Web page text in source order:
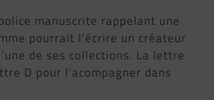
manuscrite rappelant une
pourrait l’écrire un créateur
de ses collections. La lettre
D pour l’acompagner dans